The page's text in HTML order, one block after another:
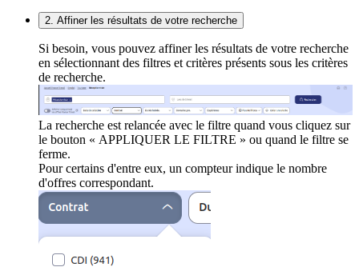
2. Affiner les résultats de votre recherche
Si besoin, vous pouvez affiner les résultats de votre recherche
en sélectionnant des filtres et critères présents sous les critères
de recherche.
La recherche est relancée avec le filtre quand vous cliquez sur
le bouton « APPLIQUER LE FILTRE » ou quand le filtre se
ferme.
Pour certains d'entre eux, un compteur indique le nombre
d'offres correspondant.